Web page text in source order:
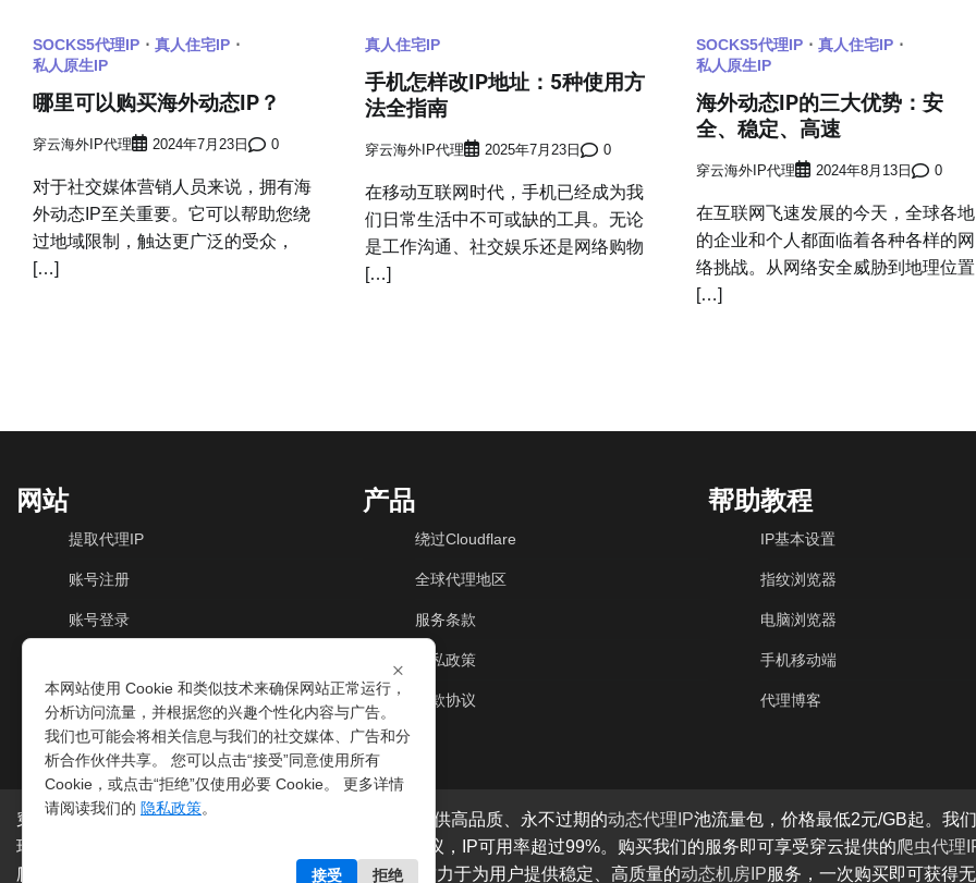
SOCKS5代理IP
真人住宅IP
私人原生IP
哪里可以购买海外动态IP？
穿云海外IP代理 2024年7月23日 0
对于社交媒体营销人员来说，拥有海
外动态IP至关重要。它可以帮助您绕
过地域限制，触达更广泛的受众，
[…]
真人住宅IP
手机怎样改IP地址：5种使用方
法全指南
穿云海外IP代理 2025年7月23日 0
在移动互联网时代，手机已经成为我
们日常生活中不可或缺的工具。无论
是工作沟通、社交娱乐还是网络购物
[…]
SOCKS5代理IP
真人住宅IP
私人原生IP
海外动态IP的三大优势：安
全、稳定、高速
穿云海外IP代理 2024年8月13日 0
在互联网飞速发展的今天，全球各地
的企业和个人都面临着各种各样的网
络挑战。从网络安全威胁到地理位置
[…]
网站
提取代理IP
账号注册
账号登录
动态机房IP
产品
绕过Cloudflare
全球代理地区
服务条款
隐私政策
退款协议
帮助教程
IP基本设置
指纹浏览器
电脑浏览器
手机移动端
代理博客
穿云代理是专业的海外动态IP 代理服务提供商，我们提供高品质、永不过期的动态代理IP池流量包，价格最低2元/GB起。我
球200多个国家。支持
协议，IP可用率超过99%。购买我们的服务即可享受穿云提供的爬虫代理
爬虫抓取、电商系统、网络测试、SEO等。穿云代理致力于为用户提供稳定、高质量的动态机房IP服务，一次购买即可获得
×
本网站使用 Cookie 和类似技术来确保网站正常运行，
分析访问流量，并根据您的兴趣个性化内容与广告。
我们也可能会将相关信息与我们的社交媒体、广告和分
析合作伙伴共享。 您可以点击“接受”同意使用所有
Cookie，或点击“拒绝”仅使用必要 Cookie。 更多详情
请阅读我们的 隐私政策。
接受 拒绝